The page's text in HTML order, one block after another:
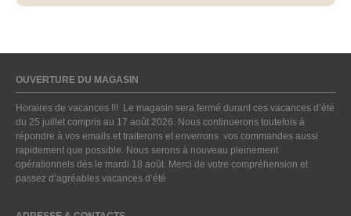
OUVERTURE DU MAGASIN
Horaires de vacances !!! Le magasin sera fermé durant ces vacances d’été
du 25 juillet compris au 17 août 2026. Nous continuerons toutefois à
répondre à vos emails et traiterons et enverrons vos commandes aussi
rapidement que possible. Nous serons à nouveau pleinement
opérationnels dès le mardi 18 août. Merci de votre compréhension et
passez d’agréables vacances d’été